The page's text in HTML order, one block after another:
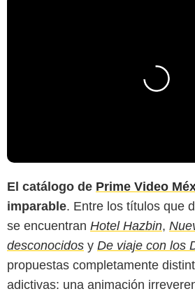
El catálogo de Prime Video
imparable. Entre los títulos que
se encuentran Hotel Hazbin,
desconocidos y De viaje con los
propuestas completamente
adictivas: una animación